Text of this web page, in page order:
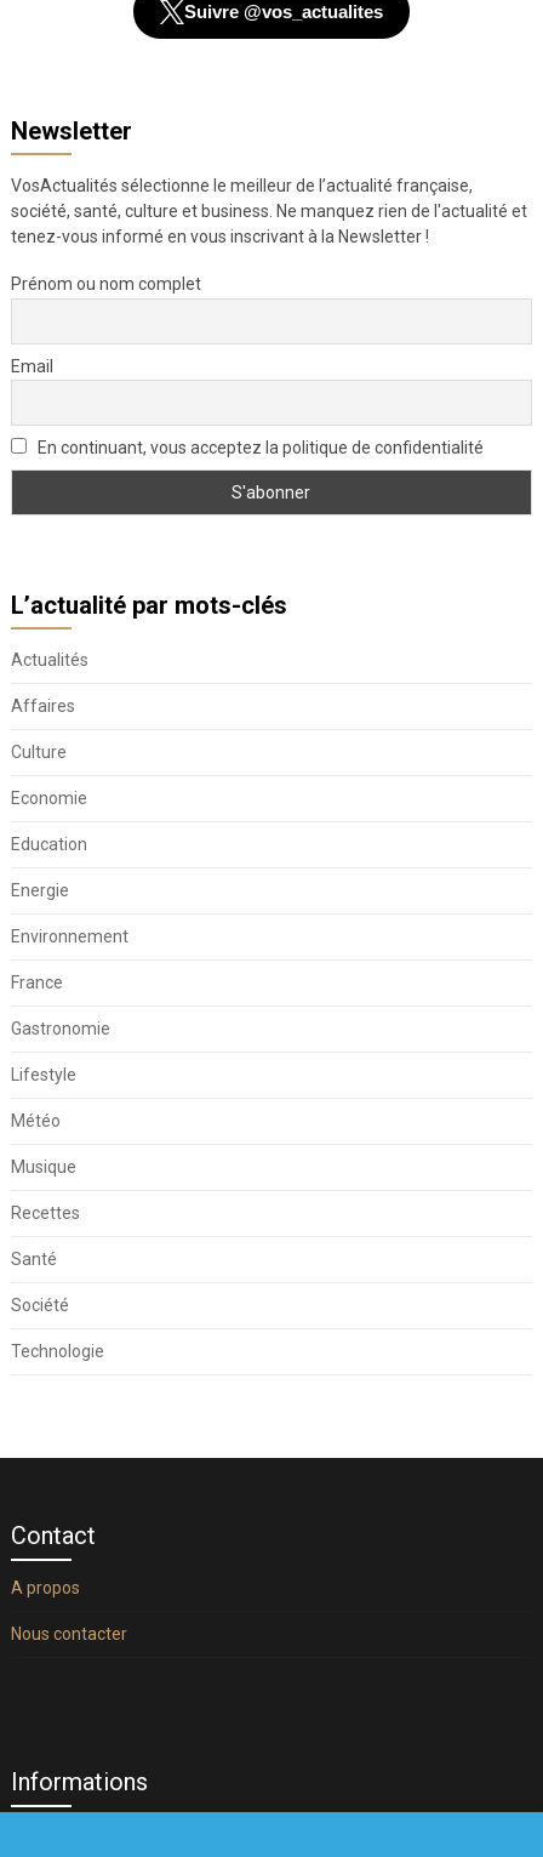
Suivre @vos_actualites
Newsletter
VosActualités sélectionne le meilleur de l’actualité française,
société, santé, culture et business. Ne manquez rien de l'actualité et
tenez-vous informé en vous inscrivant à la Newsletter !
Prénom ou nom complet
Email
En continuant, vous acceptez la politique de confidentialité
L’actualité par mots-clés
Actualités
Affaires
Culture
Economie
Education
Energie
Environnement
France
Gastronomie
Lifestyle
Météo
Musique
Recettes
Santé
Société
Technologie
Contact
A propos
Nous contacter
Informations